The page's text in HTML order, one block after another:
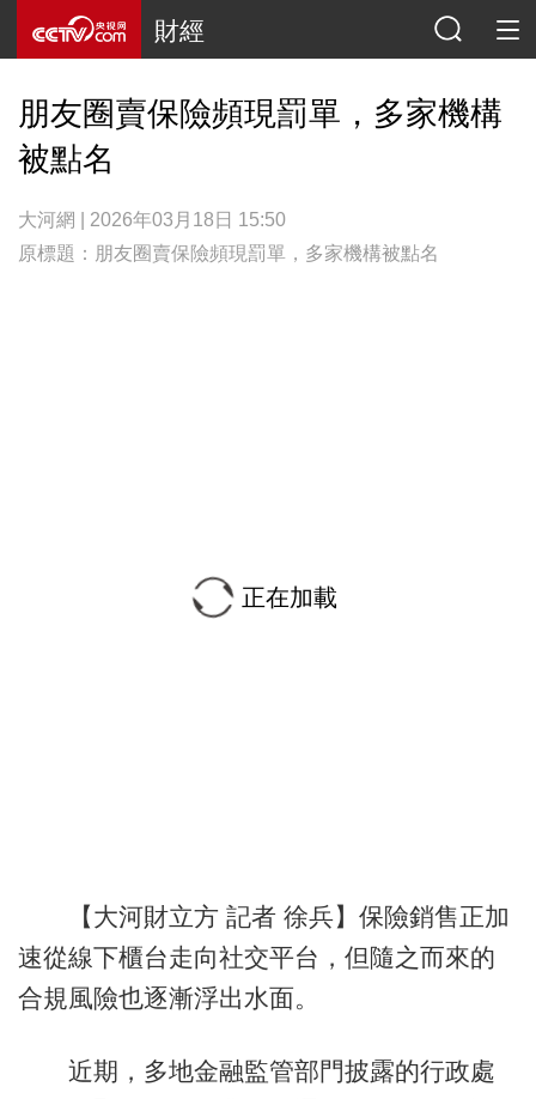
財經
朋友圈賣保險頻現罰單，多家機構
被點名
大河網 | 2026年03月18日 15:50
原標題：朋友圈賣保險頻現罰單，多家機構被點名
正在加載
【大河財立方 記者 徐兵】保險銷售正加
速從線下櫃台走向社交平台，但隨之而來的
合規風險也逐漸浮出水面。
近期，多地金融監管部門披露的行政處